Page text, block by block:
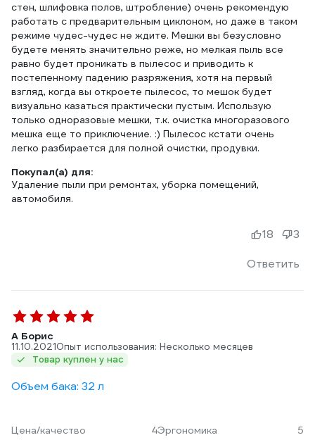
стен, шлифовка полов, штробление) очень рекомендую
работать с предварительным циклоном, но даже в таком
режиме чудес-чудес не ждите. Мешки вы безусловно
будете менять значительно реже, но мелкая пыль все
равно будет проникать в пылесос и приводить к
постепенному падению разряжения, хотя на первый
взгляд, когда вы откроете пылесос, то мешок будет
визуально казаться практически пустым. Использую
только одноразовые мешки, т.к. очистка многоразового
мешка еще то приключение. :) Пылесос кстати очень
легко разбирается для полной очистки, продувки.
Покупал(а) для:
Удаление пыли при ремонтах, уборка помещений,
автомобиля.
Ответить
18 3
A Борис
11.10.2021Опыт использования: Несколько месяцев
Товар куплен у нас
Объем бака: 32 л
Цена/качество 4Эргономика 5